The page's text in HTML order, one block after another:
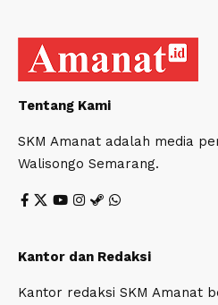
Tentang Kami
SKM Amanat adalah media
Walisongo Semarang.
Kantor dan Redaksi
Kantor redaksi SKM Amanat